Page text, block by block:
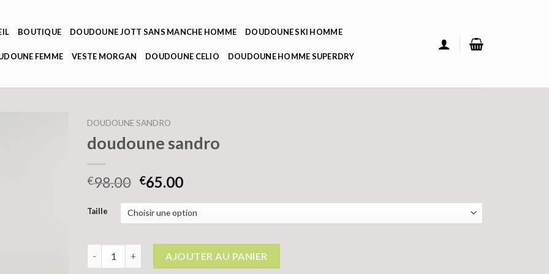
BOUTIQUE DOUDOUNE JOTT SANS MANCHE HOMME DOUDOUNE SKI HOMME
FEMME VESTE MORGAN DOUDOUNE CELIO DOUDOUNE HOMME SUPERDRY
DOUDOUNE SANDRO
doudoune sandro
€98.00 €65.00
Taille
AJOUTER AU PANIER